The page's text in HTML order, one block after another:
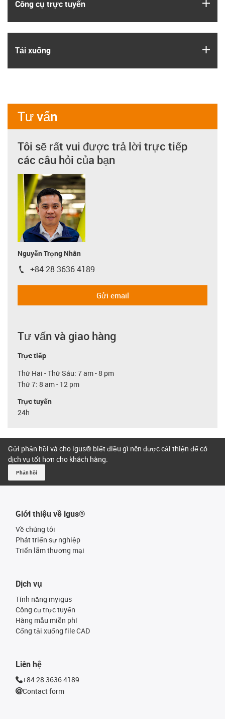
Công cụ trực tuyến
Tải xuống
Tư vấn
Tôi sẽ rất vui được trả lời trực tiếp
các câu hỏi của bạn
Nguyễn Trọng Nhân
igus-icon-phone
+84 28 3636 4189
Gửi email
Tư vấn và giao hàng
Trực tiếp
Thứ Hai - Thứ Sáu: 7 am - 8 pm
Thứ 7: 8 am - 12 pm
Trực tuyến
24h
Gửi phản hồi và cho igus® biết điều gì nên được cải thiện để có
dịch vụ tốt hơn cho khách hàng.
Phản hồi
Giới thiệu về igus®
Về chúng tôi
Phát triển sự nghiệp
Triển lãm thương mại
Dịch vụ
Tính năng myigus
Công cụ trực tuyến
Hàng mẫu miễn phí
Cổng tải xuống file CAD
Liên hệ
+84 28 3636 4189
Contact form